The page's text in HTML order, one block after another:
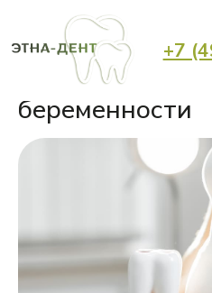
+7 (495) 156-
Лечение зубов
беременности
< Назад